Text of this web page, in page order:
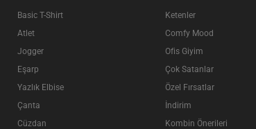
Basic T-Shirt
Atlet
Jogger
Eşarp
Yazlık Elbise
Çanta
Cüzdan
Ketenler
Comfy Mood
Ofis Giyim
Çok Satanlar
Özel Fırsatlar
İndirim
Kombin Önerileri